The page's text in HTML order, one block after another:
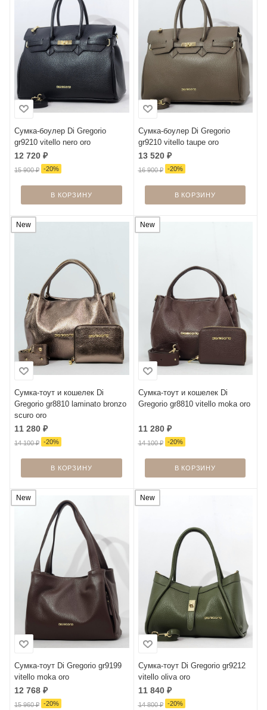
Сумка-боулер Di Gregorio
gr9210 vitello nero oro
12 720 ₽
15 900₽ -20%
В КОРЗИНУ
Сумка-боулер Di Gregorio
gr9210 vitello taupe oro
13 520₽
16 900₽ -20%
В КОРЗИНУ
New
Сумка-тоут и кошелек Di
Gregorio gr8810 laminato bronzo
scuro oro
11 280 ₽
14 100₽ -20%
В КОРЗИНУ
New
Сумка-тоут и кошелек Di
Gregorio gr8810 vitello moka oro
11 280₽
14 100₽ -20%
В КОРЗИНУ
New
Сумка-тоут Di Gregorio gr9199
vitello moka oro
12 768 ₽
15 960₽ -20%
New
Сумка-тоут Di Gregorio gr9212
vitello oliva oro
11 840₽
14 800₽ -20%